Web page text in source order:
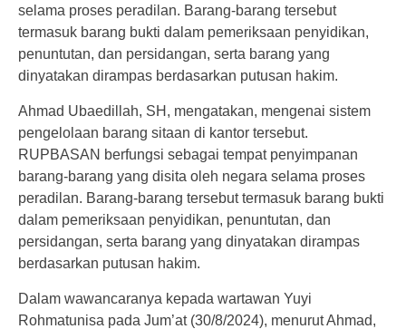
selama proses peradilan. Barang-barang tersebut
termasuk barang bukti dalam pemeriksaan penyidikan,
penuntutan, dan persidangan, serta barang yang
dinyatakan dirampas berdasarkan putusan hakim.
Ahmad Ubaedillah, SH, mengatakan, mengenai sistem
pengelolaan barang sitaan di kantor tersebut.
RUPBASAN berfungsi sebagai tempat penyimpanan
barang-barang yang disita oleh negara selama proses
peradilan. Barang-barang tersebut termasuk barang bukti
dalam pemeriksaan penyidikan, penuntutan, dan
persidangan, serta barang yang dinyatakan dirampas
berdasarkan putusan hakim.
Dalam wawancaranya kepada wartawan Yuyi
Rohmatunisa pada Jum’at (30/8/2024), menurut Ahmad,